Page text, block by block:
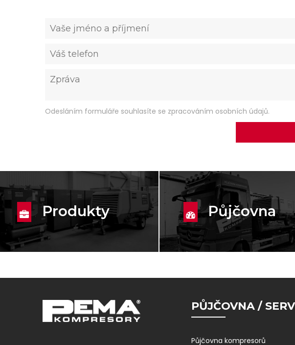
Odesláním formuláře souhlasíte se zpracováním osobních údajů.
Produkty Půjčovna
PŮJČOVNA /
Půjčovna kompresorů